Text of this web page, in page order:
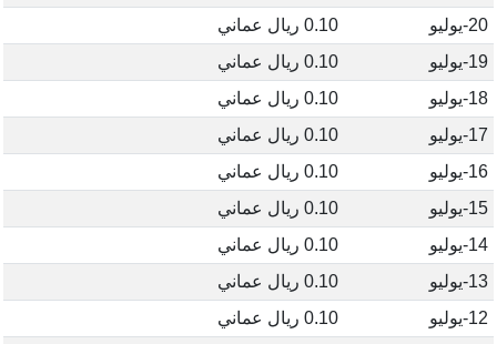
20-يوليو
0.10 ريال عماني
19-يوليو
0.10 ريال عماني
18-يوليو
0.10 ريال عماني
17-يوليو
0.10 ريال عماني
16-يوليو
0.10 ريال عماني
15-يوليو
0.10 ريال عماني
14-يوليو
0.10 ريال عماني
13-يوليو
0.10 ريال عماني
12-يوليو
0.10 ريال عماني